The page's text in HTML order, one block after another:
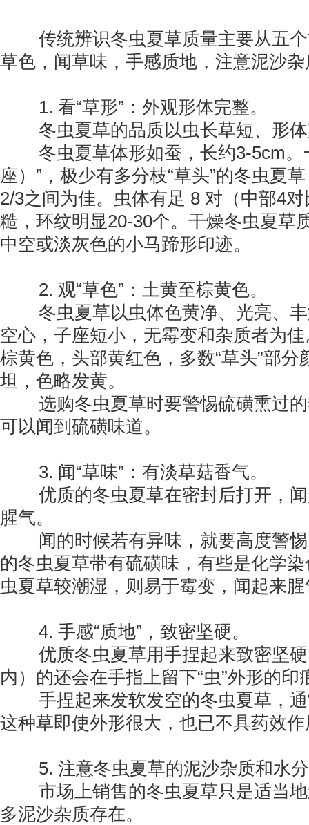
传统辨识冬虫夏草质量主要从五个
草色，闻草味，手感质地，注意泥沙
1. 看“草形”：外观形体完整。
冬虫夏草的品质以虫长草短、形体
冬虫夏草体形如蚕，长约3-5cm。
座）”，极少有多分枝“草头”的冬虫夏
2/3之间为佳。虫体有足 8 对（中部4
糙，环纹明显20-30个。干燥冬虫夏草
中空或淡灰色的小马蹄形印迹。
2. 观“草色”：土黄至棕黄色。
冬虫夏草以虫体色黄净、光亮、丰
空心，子座短小，无霉变和杂质者为
棕黄色，头部黄红色，多数“草头”部
坦，色略发黄。
选购冬虫夏草时要警惕硫磺熏过的
可以闻到硫磺味道。
3. 闻“草味”：有淡草菇香气。
优质的冬虫夏草在密封后打开，闻
腥气。
闻的时候若有异味，就要高度警惕
的冬虫夏草带有硫磺味，有些是化学
虫夏草较潮湿，则易于霉变，闻起来
4. 手感“质地”，致密坚硬。
优质冬虫夏草用手捏起来致密坚硬
内）的还会在手指上留下“虫”外形的印
手捏起来发软发空的冬虫夏草，通
这种草即使外形很大，也已不具药效作
5. 注意冬虫夏草的泥沙杂质和水
市场上销售的冬虫夏草只是适当地
多泥沙杂质存在。